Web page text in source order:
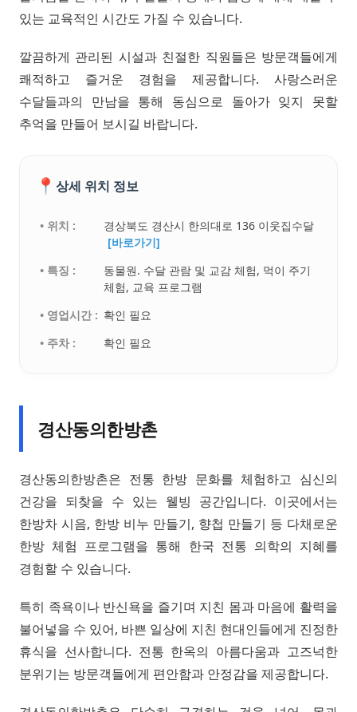
있는 교육적인 시간도 가질 수 있습니다.
깔끔하게 관리된 시설과 친절한 직원들은 방문객들에게
쾌적하고 즐거운 경험을 제공합니다. 사랑스러운
수달들과의 만남을 통해 동심으로 돌아가 잊지 못할
추억을 만들어 보시길 바랍니다.
📍 상세 위치 정보
• 위치 :
경상북도 경산시 한의대로 136 이웃집수달
[바로가기]
• 특징 :
동물원. 수달 관람 및 교감 체험, 먹이 주기
체험, 교육 프로그램
• 영업시간 : 확인 필요
• 주차 :
확인 필요
경산동의한방촌
경산동의한방촌은 전통 한방 문화를 체험하고 심신의
건강을 되찾을 수 있는 웰빙 공간입니다. 이곳에서는
한방차 시음, 한방 비누 만들기, 향첩 만들기 등 다채로운
한방 체험 프로그램을 통해 한국 전통 의학의 지혜를
경험할 수 있습니다.
특히 족욕이나 반신욕을 즐기며 지친 몸과 마음에 활력을
불어넣을 수 있어, 바쁜 일상에 지친 현대인들에게 진정한
휴식을 선사합니다. 전통 한옥의 아름다움과 고즈넉한
분위기는 방문객들에게 편안함과 안정감을 제공합니다.